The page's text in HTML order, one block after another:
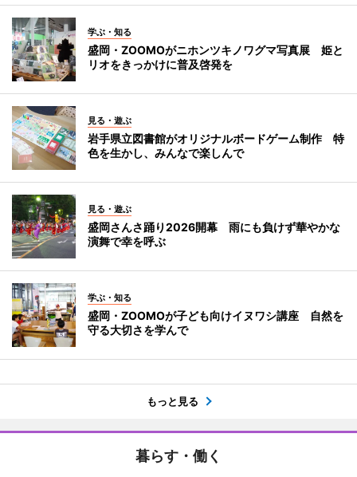
学ぶ・知る
盛岡・ZOOMOがニホンツキノワグマ写真展 姫と
リオをきっかけに普及啓発を
見る・遊ぶ
岩手県立図書館がオリジナルボードゲーム制作 特
色を生かし、みんなで楽しんで
見る・遊ぶ
盛岡さんさ踊り2026開幕 雨にも負けず華やかな
演舞で幸を呼ぶ
学ぶ・知る
盛岡・ZOOMOが子ども向けイヌワシ講座 自然を
守る大切さを学んで
もっと見る
暮らす・働く